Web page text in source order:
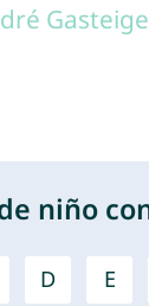
niño
D E